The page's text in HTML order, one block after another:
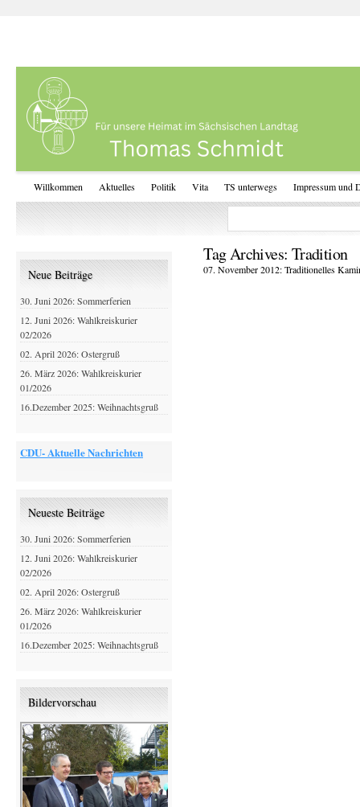
Willkommen Aktuelles Politik Vita TS unterwegs Impressum und
Tag Archives: Tradition
07. November 2012: Traditionelles
Neue Beiträge
30. Juni 2026: Sommerferien
12. Juni 2026: Wahlkreiskurier
02/2026
02. April 2026: Ostergruß
26. März 2026: Wahlkreiskurier
01/2026
16.Dezember 2025: Weihnachtsgruß
CDU- Aktuelle Nachrichten
Neueste Beiträge
30. Juni 2026: Sommerferien
12. Juni 2026: Wahlkreiskurier
02/2026
02. April 2026: Ostergruß
26. März 2026: Wahlkreiskurier
01/2026
16.Dezember 2025: Weihnachtsgruß
Bildervorschau